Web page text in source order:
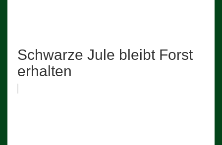
Schwarze Jule bleibt Forst
erhalten